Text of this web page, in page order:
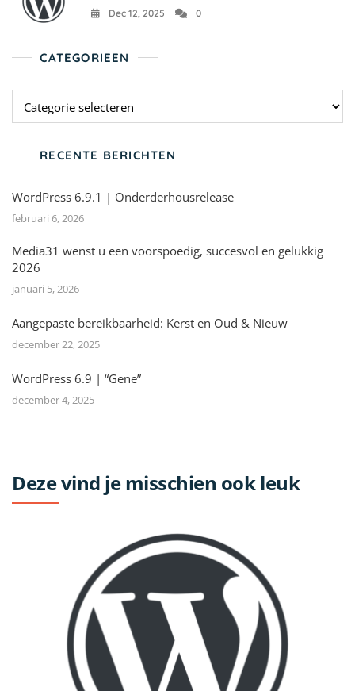
Dec 12, 2025 0
CATEGORIEEN
RECENTE BERICHTEN
WordPress 6.9.1 | Onderderhousrelease
februari 6, 2026
Media31 wenst u een voorspoedig, succesvol en gelukkig
2026
januari 5, 2026
Aangepaste bereikbaarheid: Kerst en Oud & Nieuw
december 22, 2025
WordPress 6.9 | “Gene”
december 4, 2025
Deze vind je misschien ook leuk